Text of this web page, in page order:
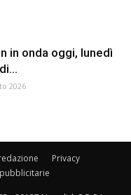
in onda oggi, lunedì
2026
Privacy